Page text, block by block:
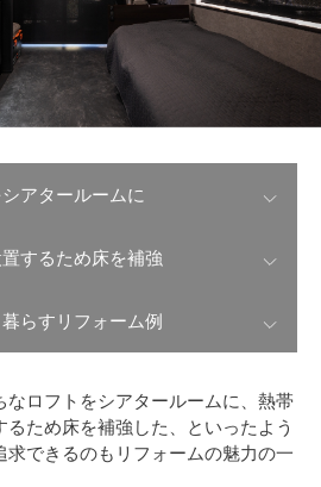
アタールームに
するため床を補強
らすリフォーム例
なロフトをシアタールームに、熱帯
ため床を補強した、といったよう
求できるのもリフォームの魅力の一